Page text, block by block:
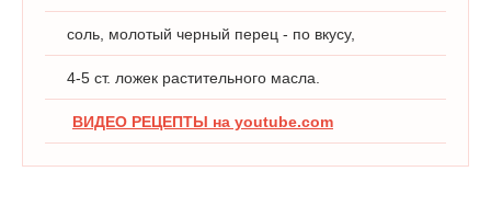
соль, молотый черный перец - по вкусу,
4-5 ст. ложек растительного масла.
ВИДЕО РЕЦЕПТЫ на youtube.com